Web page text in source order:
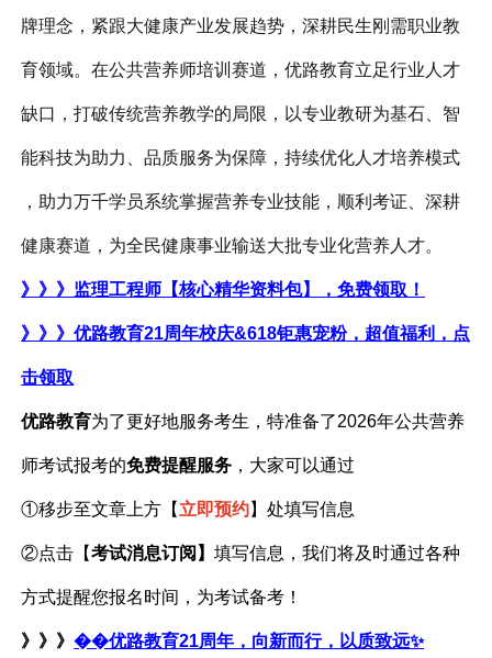
牌理念，紧跟大健康产业发展趋势，深耕民生刚需职业教
育领域。在公共营养师培训赛道，优路教育立足行业人才
缺口，打破传统营养教学的局限，以专业教研为基石、智
能科技为助力、品质服务为保障，持续优化人才培养模式
，助力万千学员系统掌握营养专业技能，顺利考证、深耕
健康赛道，为全民健康事业输送大批专业化营养人才。
》》》监理工程师【核心精华资料包】，免费领取！
》》》优路教育21周年校庆&618钜惠宠粉，超值福利，点
击领取
优路教育为了更好地服务考生，特准备了2026年公共营养
师考试报考的免费提醒服务 ，大家可以通过
①移步至文章上方【 立即预约】处填写信息
②点击【考试消息订阅 】填写信息，我们将及时通过各种
方式提醒您报名时间，为考试备考！
》》》��优路教育21周年，向新而行，以质致远✨